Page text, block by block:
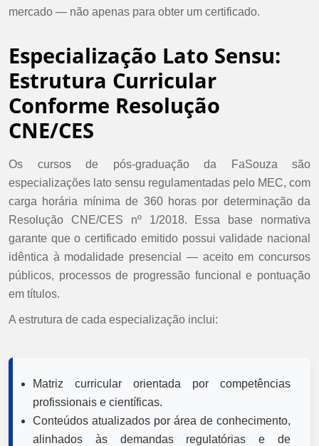
mercado — não apenas para obter um certificado.
Especialização Lato Sensu:
Estrutura Curricular
Conforme Resolução
CNE/CES
Os cursos de pós-graduação da FaSouza são
especializações lato sensu regulamentadas pelo MEC, com
carga horária mínima de 360 horas por determinação da
Resolução CNE/CES nº 1/2018. Essa base normativa
garante que o certificado emitido possui validade nacional
idêntica à modalidade presencial — aceito em concursos
públicos, processos de progressão funcional e pontuação
em títulos.
A estrutura de cada especialização inclui:
Matriz curricular orientada por competências
profissionais e científicas.
Conteúdos atualizados por área de conhecimento,
alinhados às demandas regulatórias e de